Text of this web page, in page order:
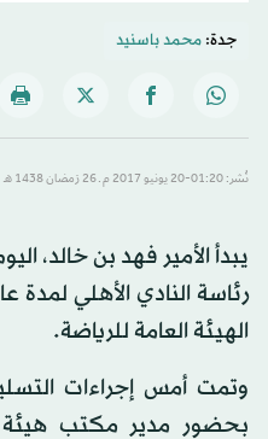
جدة:محمد باسنيد
نُشر: 01:20-20 يونيو 2017 م ـ 26 رَمضان 1438 هـ
يبدأ الأمير فهد بن خالد،
رئاسة النادي الأهلي لمدة
الهيئة العامة للرياضة.
وتمت أمس إجراءات
بحضور مدير مكتب هيئة